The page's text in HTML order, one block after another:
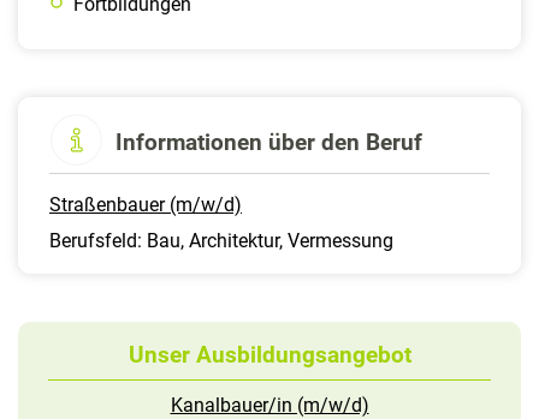
Informationen über den Beruf
Straßenbauer (m/w/d)
Berufsfeld: Bau, Architektur, Vermessung
Unser Ausbildungsangebot
Kanalbauer/in (m/w/d)